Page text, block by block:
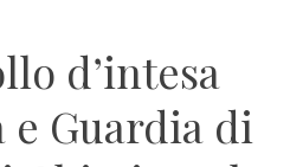
d’intesa
e Guardia di